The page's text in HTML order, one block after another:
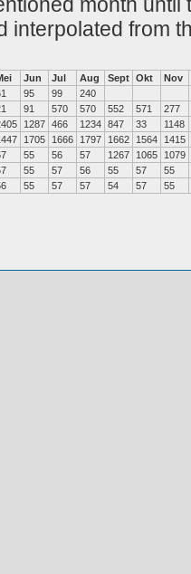
interpolated from
Jun Jul Aug Sept Okt
Nov
95 99
240
91 570 570 552 571
277
1287 466 1234 847 33
1148
1705 1666 1797 1662 1564
1415
55 56 57 1267 1065
1079
55 57 56 55 57
55
55 57 57 54 57 55